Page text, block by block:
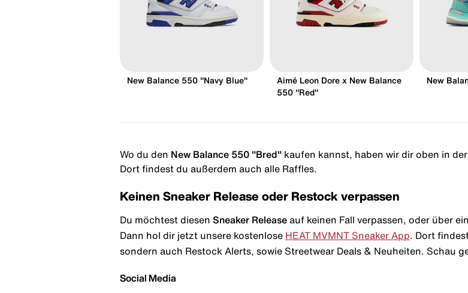
New Balance 550 "Navy Blue"
Aimé Leon Dore x New Balance
550 "Red"
New
Wo du den New Balance 550 "Bred" kaufen kannst, haben wir dir oben in
Dort findest du außerdem auch alle Raffles.
Keinen Sneaker Release oder Restock verpassen
Du möchtest diesen Sneaker Release auf keinen Fall verpassen, oder über
Dann hol dir jetzt unsere kostenlose HEAT MVMNT Sneaker App . Dort
sondern auch Restock Alerts, sowie Streetwear Deals & Neuheiten. Schau
Social Media